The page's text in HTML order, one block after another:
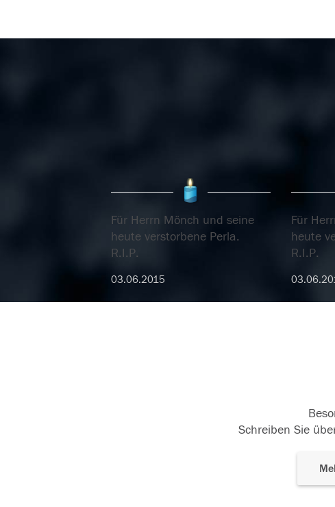
Für Herrn Mönch und seine
heute verstorbene Perla.
R.I.P.
03.06.2015
Für
heute
R.I.P.
Schreiben Sie